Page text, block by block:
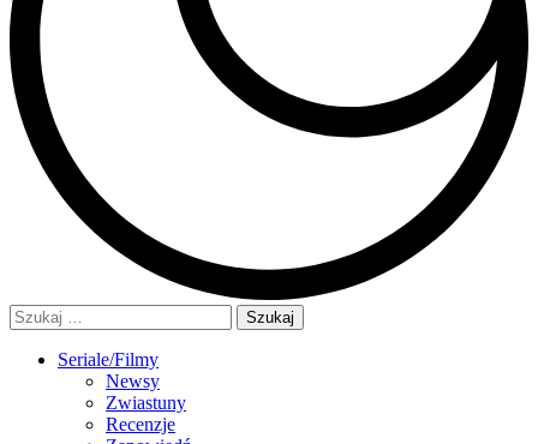
Szukaj:
Seriale/Filmy
Newsy
Zwiastuny
Recenzje